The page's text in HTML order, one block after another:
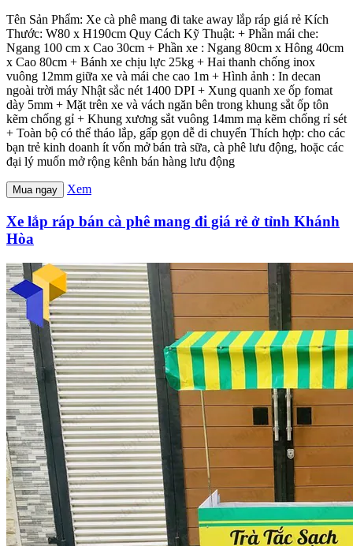
Tên Sản Phẩm: Xe cà phê mang đi take away lắp ráp giá rẻ Kích
Thước: W80 x H190cm Quy Cách Kỹ Thuật: + Phần mái che:
Ngang 100 cm x Cao 30cm + Phần xe : Ngang 80cm x Hông 40cm
x Cao 80cm + Bánh xe chịu lực 25kg + Hai thanh chống inox
vuông 12mm giữa xe và mái che cao 1m + Hình ảnh : In decan
ngoài trời máy Nhật sắc nét 1400 DPI + Xung quanh xe ốp fomat
dày 5mm + Mặt trên xe và vách ngăn bên trong khung sắt ốp tôn
kẽm chống gỉ + Khung xương sắt vuông 14mm mạ kẽm chống rỉ sét
+ Toàn bộ có thể tháo lắp, gấp gọn dễ di chuyển Thích hợp: cho các
bạn trẻ kinh doanh ít vốn mở bán trà sữa, cà phê lưu động, hoặc các
đại lý muốn mở rộng kênh bán hàng lưu động
Mua ngay Xem
Xe lắp ráp bán cà phê mang đi giá rẻ ở tỉnh Khánh
Hòa